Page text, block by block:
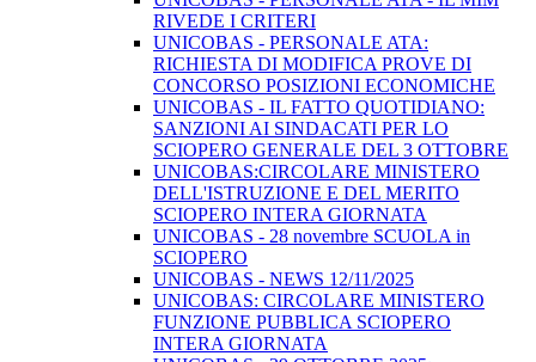
RIVEDE I CRITERI
UNICOBAS - PERSONALE ATA:
RICHIESTA DI MODIFICA PROVE DI
CONCORSO POSIZIONI ECONOMICHE
UNICOBAS - IL FATTO QUOTIDIANO:
SANZIONI AI SINDACATI PER LO
SCIOPERO GENERALE DEL 3 OTTOBRE
UNICOBAS:CIRCOLARE MINISTERO
DELL'ISTRUZIONE E DEL MERITO
SCIOPERO INTERA GIORNATA
UNICOBAS - 28 novembre SCUOLA in
SCIOPERO
UNICOBAS - NEWS 12/11/2025
UNICOBAS: CIRCOLARE MINISTERO
FUNZIONE PUBBLICA SCIOPERO
INTERA GIORNATA